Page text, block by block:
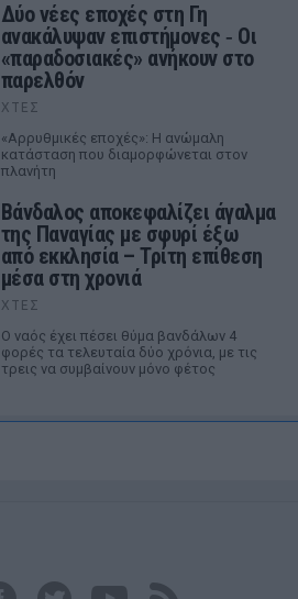
Δύο νέες εποχές στη Γη
ανακάλυψαν επιστήμονες ‑ Oι
«παραδοσιακές» ανήκουν στο
παρελθόν
ΧΤΕΣ
«Αρρυθμικές εποχές»: Η ανώμαλη
κατάσταση που διαμορφώνεται στον
πλανήτη
Βάνδαλος αποκεφαλίζει άγαλμα
της Παναγίας με σφυρί έξω
από εκκλησία – Τρίτη επίθεση
μέσα στη χρονιά
ΧΤΕΣ
Ο ναός έχει πέσει θύμα βανδάλων 4
φορές τα τελευταία δύο χρόνια, με τις
τρεις να συμβαίνουν μόνο φέτος